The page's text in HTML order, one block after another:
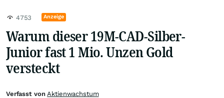
4753 Anzeige
Warum dieser 19M-CAD-Silber-
Junior fast 1 Mio. Unzen Gold
versteckt
Verfasst vonAktienwachstum